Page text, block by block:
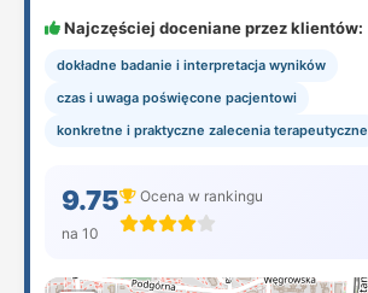
Najczęściej doceniane przez klientów:
dokładne badanie i interpretacja wyników
czas i uwaga poświęcone pacjentowi
konkretne i praktyczne zalecenia terapeutyczne
9.75
na 10
Ocena w rankingu